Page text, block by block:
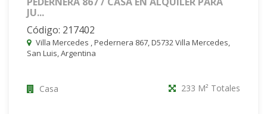
JU...
Código: 217402
Villa Mercedes , Pedernera 867, D5732 Villa Mercedes,
San Luis, Argentina
Casa 233 M² Totales